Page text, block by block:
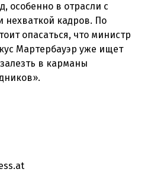
особенно в отрасли с
нехваткой кадров. По
опасаться, что министр
Мартербауэр уже ищет
в карманы